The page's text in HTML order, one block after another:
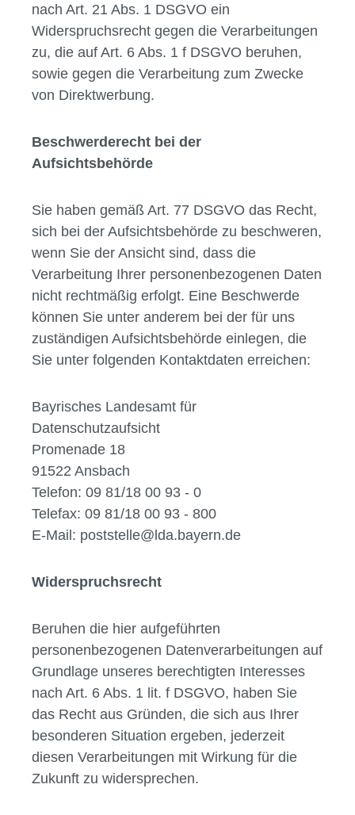
nach Art. 21 Abs. 1 DSGVO ein
Widerspruchsrecht gegen die Verarbeitungen
zu, die auf Art. 6 Abs. 1 f DSGVO beruhen,
sowie gegen die Verarbeitung zum Zwecke
von Direktwerbung.
Beschwerderecht bei der
Aufsichtsbehörde
Sie haben gemäß Art. 77 DSGVO das Recht,
sich bei der Aufsichtsbehörde zu beschweren,
wenn Sie der Ansicht sind, dass die
Verarbeitung Ihrer personenbezogenen Daten
nicht rechtmäßig erfolgt. Eine Beschwerde
können Sie unter anderem bei der für uns
zuständigen Aufsichtsbehörde einlegen, die
Sie unter folgenden Kontaktdaten erreichen:
Bayrisches Landesamt für
Datenschutzaufsicht
Promenade 18
91522 Ansbach
Telefon: 09 81/18 00 93 - 0
Telefax: 09 81/18 00 93 - 800
E-Mail: poststelle@lda.bayern.de
Widerspruchsrecht
Beruhen die hier aufgeführten
personenbezogenen Datenverarbeitungen auf
Grundlage unseres berechtigten Interesses
nach Art. 6 Abs. 1 lit. f DSGVO, haben Sie
das Recht aus Gründen, die sich aus Ihrer
besonderen Situation ergeben, jederzeit
diesen Verarbeitungen mit Wirkung für die
Zukunft zu widersprechen.